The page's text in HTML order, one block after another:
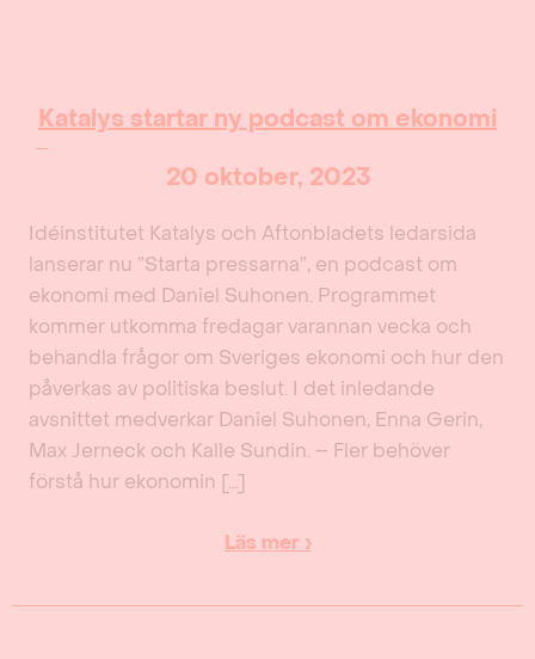
Katalys startar ny podcast om ekonomi
20 oktober, 2023
Idéinstitutet Katalys och Aftonbladets ledarsida
lanserar nu ”Starta pressarna”, en podcast om
ekonomi med Daniel Suhonen. Programmet
kommer utkomma fredagar varannan vecka och
behandla frågor om Sveriges ekonomi och hur den
påverkas av politiska beslut. I det inledande
avsnittet medverkar Daniel Suhonen, Enna Gerin,
Max Jerneck och Kalle Sundin. – Fler behöver
förstå hur ekonomin […]
Läs mer ›